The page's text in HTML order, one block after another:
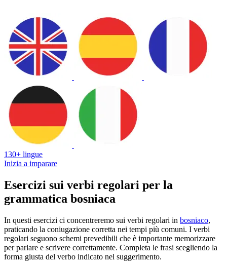
130+ lingue
Inizia a imparare
Esercizi sui verbi regolari per la
grammatica bosniaca
In questi esercizi ci concentreremo sui verbi regolari in bosniaco,
praticando la coniugazione corretta nei tempi più comuni. I verbi
regolari seguono schemi prevedibili che è importante memorizzare
per parlare e scrivere correttamente. Completa le frasi scegliendo la
forma giusta del verbo indicato nel suggerimento.